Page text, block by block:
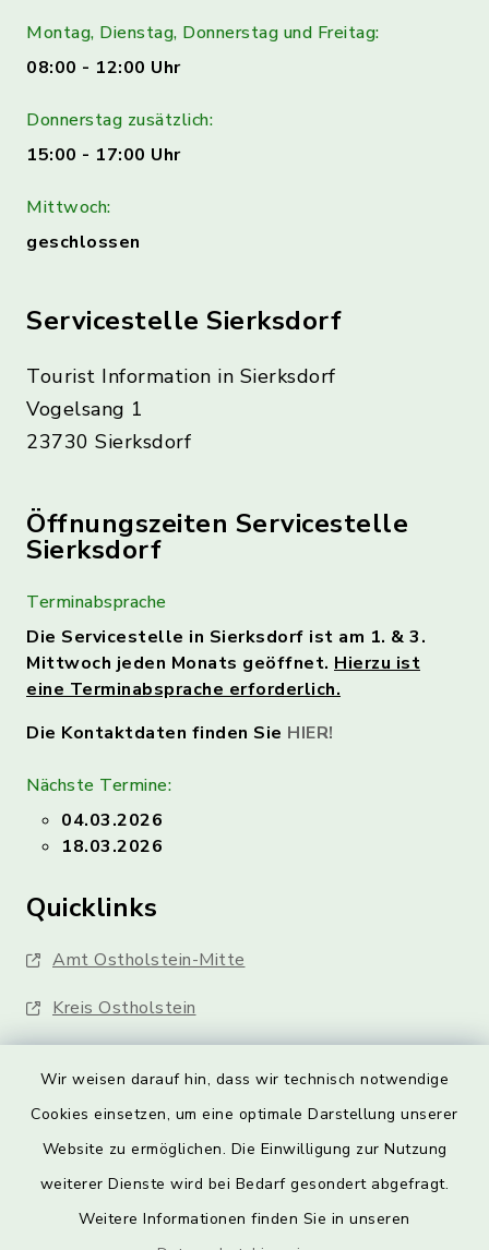
Wir weisen darauf hin, dass wir technisch notwendige
Cookies einsetzen, um eine optimale Darstellung unserer
Website zu ermöglichen. Die Einwilligung zur Nutzung
weiterer Dienste wird bei Bedarf gesondert abgefragt.
Weitere Informationen finden Sie in unseren
Montag, Dienstag, Donnerstag und Freitag:
08:00 - 12:00 Uhr
Donnerstag zusätzlich:
15:00 - 17:00 Uhr
Mittwoch:
geschlossen
Servicestelle Sierksdorf
Tourist Information in Sierksdorf
Vogelsang 1
23730 Sierksdorf
Öffnungszeiten Servicestelle
Sierksdorf
Terminabsprache
Die Servicestelle in Sierksdorf ist am 1. & 3.
Mittwoch jeden Monats geöffnet. Hierzu ist
eine Terminabsprache erforderlich.
Die Kontaktdaten finden Sie HIER!
Nächste Termine:
04.03.2026
18.03.2026
Quicklinks
Amt Ostholstein-Mitte
Kreis Ostholstein
Barrierefreiheit